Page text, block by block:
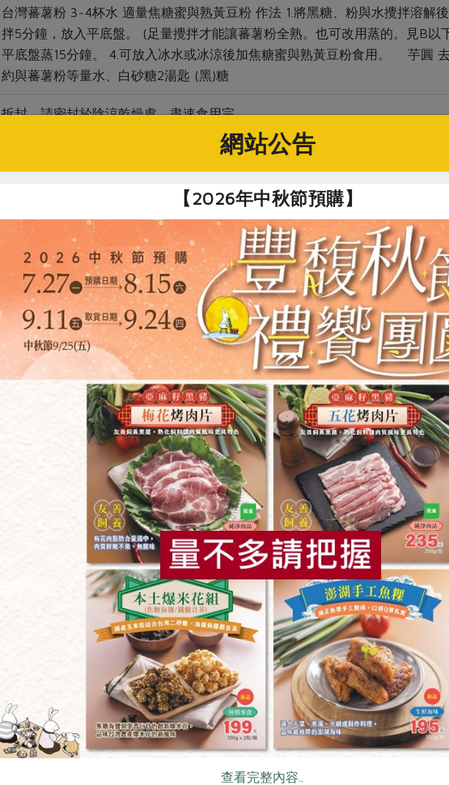
台灣蕃薯粉 3~4杯水 適量焦糖蜜與熟黃豆粉 作法 1.將黑糖、粉與水攪拌溶解
拌5分鐘，放入平底盤。 (足量攪拌才能讓蕃薯粉全熟。也可改用蒸的。見B以
平底盤蒸15分鐘。 4.可放入冰水或冰涼後加焦糖蜜與熟黃豆粉食用。 芋圓
約與蕃薯粉等量水、白砂糖2湯匙 (黑)糖
拆封，請密封於陰涼乾燥處，盡速食用完
關鍵字
# 地瓜粉
你可能有興趣的產品
豪紳企業社
鬆餅粉-400g
400公克
暫無庫存
葛鬱金粉-300g
300公克
全素
常溫
$275
看更多產品
惜食 RPET 食譜 減硝酸鹽 雞蛋 食安 共同
網站公告
【2026年中秋節預購】
查看完整內容..